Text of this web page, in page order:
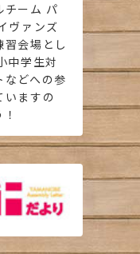
チーム パ
ヴァンズ
会場とし
中学生対
どへの参
いますの